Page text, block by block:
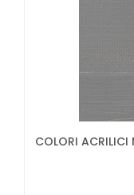
COLORI ACRILICI